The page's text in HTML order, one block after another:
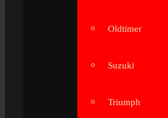
Oldtimer
Suzuki
Triumph